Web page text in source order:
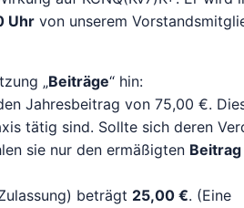
Uhr von unserem
„Beiträge“ hin:
Jahresbeitrag von 75,00 €.
tätig sind. Sollte sich deren
sie nur den ermäßigten
beträgt 25,00 €. (Eine